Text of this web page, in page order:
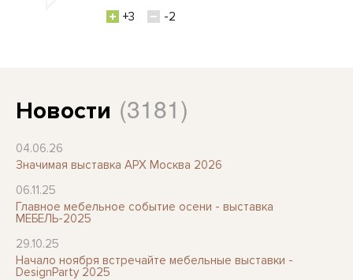
+3 -2
Новости (3181)
04.06.26
Значимая выставка АРХ Москва 2026
06.11.25
Главное мебельное событие осени - выставка
МЕБЕЛЬ-2025
29.10.25
Начало ноября встречайте мебельные выставки -
DesignParty 2025